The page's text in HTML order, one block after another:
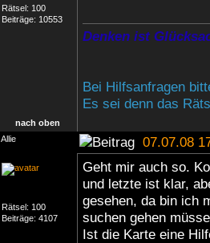
Rätsel: 100
Beiträge: 10553
Denken ist
Bei Hilfsanfragen
Es sei denn das
nach oben
Allie
07.07.08
Rätsel: 100
Beiträge: 4107
Geht mir auch so.
und letzte ist klar,
gesehen, da bin ich
suchen gehen
Ist die Karte eine